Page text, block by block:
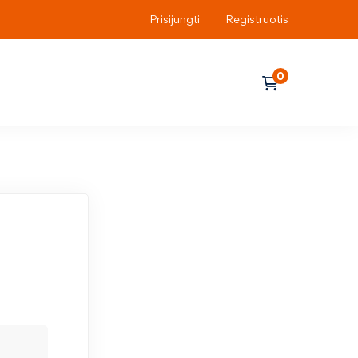
Prisijungti Registruotis